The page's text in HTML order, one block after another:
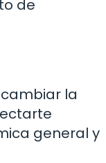
de
la
general y